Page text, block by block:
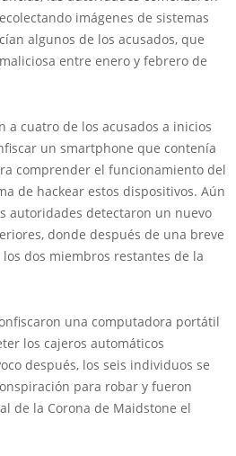
imágenes de sistemas
algunos de los acusados, que
entre enero y febrero de
a cuatro de los acusados a inicios
un smartphone que contenía
comprender el funcionamiento del
de hackear estos dispositivos. Aún
autoridades detectaron un nuevo
donde después de una breve
dos miembros restantes de la
una computadora portátil
los cajeros automáticos
después, los seis individuos se
para robar y fueron
de la Corona de Maidstone el